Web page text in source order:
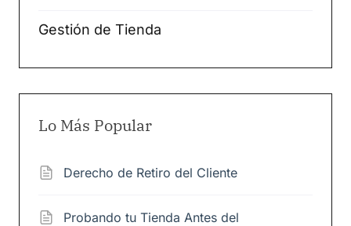
Gestión de Tienda
Lo Más Popular
Derecho de Retiro del Cliente
Probando tu Tienda Antes del